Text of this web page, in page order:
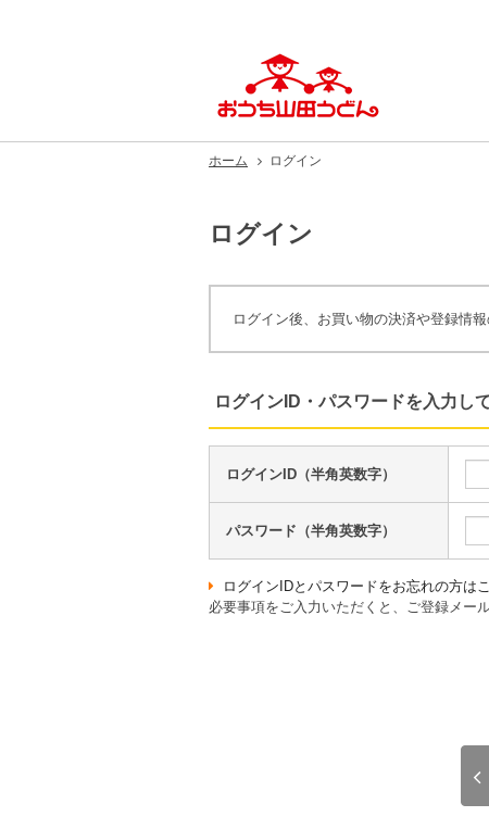
ホーム ログイン
ログイン
ログイン後、お買い物の決済や登録情
ログインID・パスワードを入力し
ログインID（半角英数字）
パスワード（半角英数字）
ログインIDとパスワードをお忘れの方は
必要事項をご入力いただくと、ご登録メー